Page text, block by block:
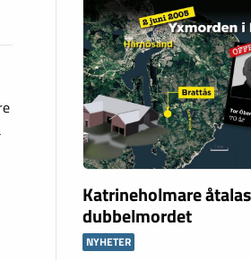
Katrineholmare
dubbelmordet
NYHETER